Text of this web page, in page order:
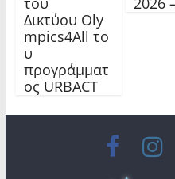
Δικτύου Oly
mpics4All το
υ
προγράμματ
ος URBACT